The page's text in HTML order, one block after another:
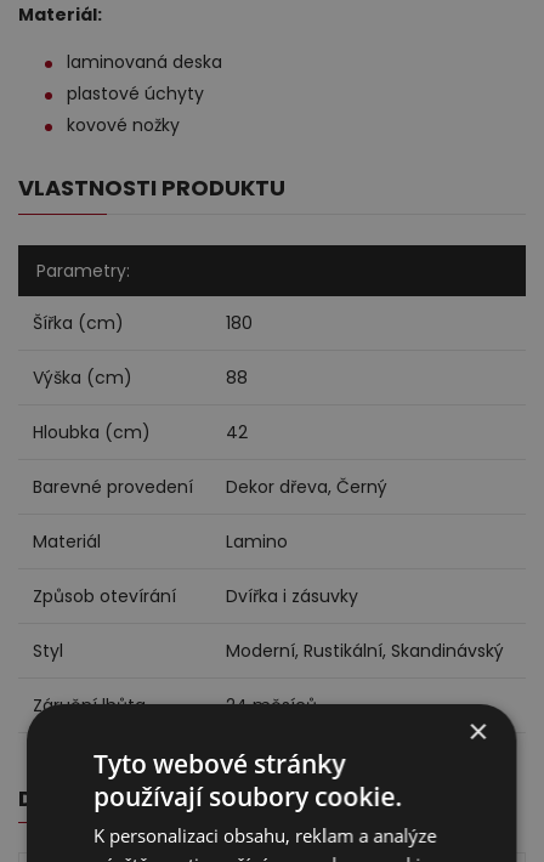
Materiál:
laminovaná deska
plastové úchyty
kovové nožky
VLASTNOSTI PRODUKTU
Parametry:
Šířka (cm) 180
Výška (cm) 88
Hloubka (cm) 42
Barevné provedení Dekor dřeva, Černý
Materiál Lamino
Způsob otevírání Dvířka i zásuvky
Styl Moderní, Rustikální, Skandinávský
Záruční lhůta 24 měsíců
DALŠÍ PRODUKTY Z KOLEKCE K OBJEDNÁNÍ
×
Tyto webové stránky
používají soubory cookie.
K personalizaci obsahu, reklam a analýze